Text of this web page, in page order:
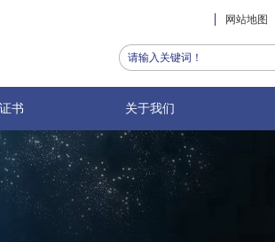
网站地图
书 关于我们